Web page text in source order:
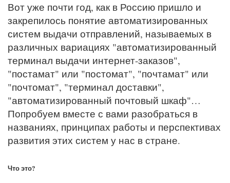
Вот уже почти год, как в Россию пришло и
закрепилось понятие автоматизированных
систем выдачи отправлений, называемых в
различных вариациях "автоматизированный
терминал выдачи интернет-заказов",
"постамат" или "постомат", "почтамат" или
"почтомат", "терминал доставки",
"автоматизированный почтовый шкаф"…
Попробуем вместе с вами разобраться в
названиях, принципах работы и перспективах
развития этих систем у нас в стране.
Что это?